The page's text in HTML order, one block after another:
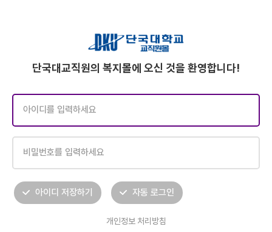
단국대교직원의 복지몰에 오신 것을 환영합니다!
아이디 저장하기 자동 로그인
개인정보 처리방침